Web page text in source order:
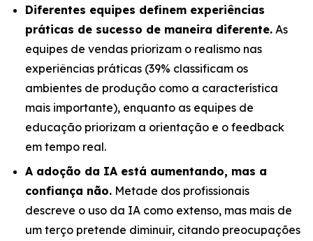
Diferentes equipes definem experiências
práticas de sucesso de maneira diferente. As
equipes de vendas priorizam o realismo nas
experiências práticas (39% classificam os
ambientes de produção como a característica
mais importante), enquanto as equipes de
educação priorizam a orientação e o feedback
em tempo real.
A adoção da IA está aumentando, mas a
confiança não. Metade dos profissionais
descreve o uso da IA como extenso, mas mais de
um terço pretende diminuir, citando preocupações